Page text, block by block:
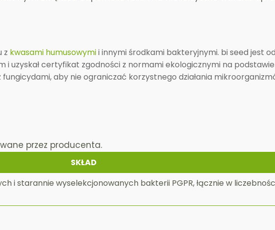
z kwasami humusowymii innymi środkami bakteryjnymi. bi seed jest
i uzyskał certyfikat zgodności z normami ekologicznymi na
fungicydami, aby nie ograniczać korzystnego działania
przez producenta.
SKŁAD
i starannie wyselekcjonowanych bakterii PGPR, łącznie w